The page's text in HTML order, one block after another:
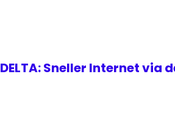
DELTA: Sneller Internet via